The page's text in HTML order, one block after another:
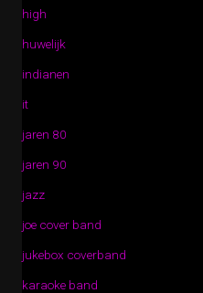
high
huwelijk
indianen
it
jaren 80
jaren 90
jazz
joe cover band
jukebox coverband
karaoke band